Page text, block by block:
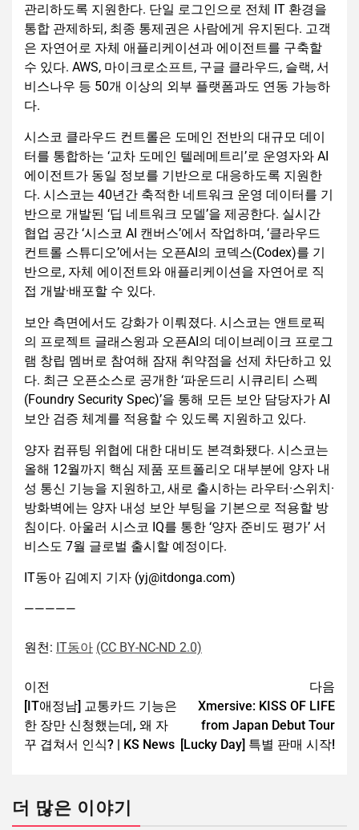
관리하도록 지원한다. 단일 로그인으로 전체 IT 환경을
통합 관제하되, 최종 통제권은 사람에게 유지된다. 고객
은 자연어로 자체 애플리케이션과 에이전트를 구축할
수 있다. AWS, 마이크로소프트, 구글 클라우드, 슬랙, 서
비스나우 등 50개 이상의 외부 플랫폼과도 연동 가능하
다.
시스코 클라우드 컨트롤은 도메인 전반의 대규모 데이
터를 통합하는 ‘교차 도메인 텔레메트리’로 운영자와 AI
에이전트가 동일 정보를 기반으로 대응하도록 지원한
다. 시스코는 40년간 축적한 네트워크 운영 데이터를 기
반으로 개발된 ‘딥 네트워크 모델’을 제공한다. 실시간
협업 공간 ‘시스코 AI 캔버스’에서 작업하며, ‘클라우드
컨트롤 스튜디오’에서는 오픈AI의 코덱스(Codex)를 기
반으로, 자체 에이전트와 애플리케이션을 자연어로 직
접 개발·배포할 수 있다.
보안 측면에서도 강화가 이뤄졌다. 시스코는 앤트로픽
의 프로젝트 글래스윙과 오픈AI의 데이브레이크 프로그
램 창립 멤버로 참여해 잠재 취약점을 선제 차단하고 있
다. 최근 오픈소스로 공개한 ‘파운드리 시큐리티 스펙
(Foundry Security Spec)’을 통해 모든 보안 담당자가 AI
보안 검증 체계를 적용할 수 있도록 지원하고 있다.
양자 컴퓨팅 위협에 대한 대비도 본격화됐다. 시스코는
올해 12월까지 핵심 제품 포트폴리오 대부분에 양자 내
성 통신 기능을 지원하고, 새로 출시하는 라우터·스위치·
방화벽에는 양자 내성 보안 부팅을 기본으로 적용할 방
침이다. 아울러 시스코 IQ를 통한 ‘양자 준비도 평가’ 서
비스도 7월 글로벌 출시할 예정이다.
IT동아 김예지 기자 (yj@itdonga.com)
—————
원천: IT동아 (CC BY-NC-ND 2.0)
이전
[IT애정남] 교통카드 기능은
한 장만 신청했는데, 왜 자
꾸 겹쳐서 인식? | KS News
다음
Xmersive: KISS OF LIFE
from Japan Debut Tour
[Lucky Day] 특별 판매 시작!
더 많은 이야기